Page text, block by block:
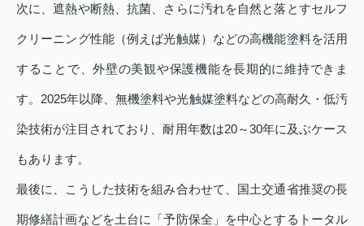
次に、遮熱や断熱、抗菌、さらに汚れを自然と落とすセルフ
クリーニング性能（例えば光触媒）などの高機能塗料を活用
することで、外壁の美観や保護機能を長期的に維持できま
す。2025年以降、無機塗料や光触媒塗料などの高耐久・低汚
染技術が注目されており、耐用年数は20～30年に及ぶケース
もあります。
最後に、こうした技術を組み合わせて、国土交通省推奨の長
期修繕計画などを土台に「予防保全」を中心とするトータル